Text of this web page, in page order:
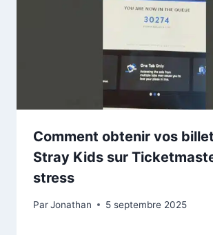
Comment obtenir vos
Stray Kids sur
stress
ParJonathan 5 septembre 2025